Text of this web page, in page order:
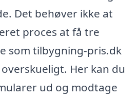
Det behøver ikke at
proces at få tre
som tilbygning-pris.dk
Her kan du
ud og modtage